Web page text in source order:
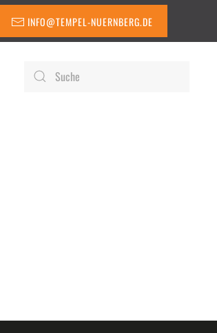
INFO@TEMPEL-NUERNBERG.DE